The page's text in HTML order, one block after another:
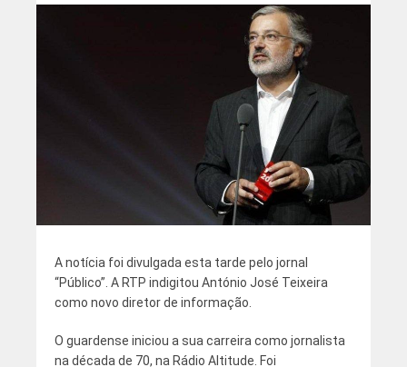
A notícia foi divulgada esta tarde pelo jornal
“Público”. A RTP indigitou António José Teixeira
como novo diretor de informação.
O guardense iniciou a sua carreira como jornalista
na década de 70, na Rádio Altitude. Foi